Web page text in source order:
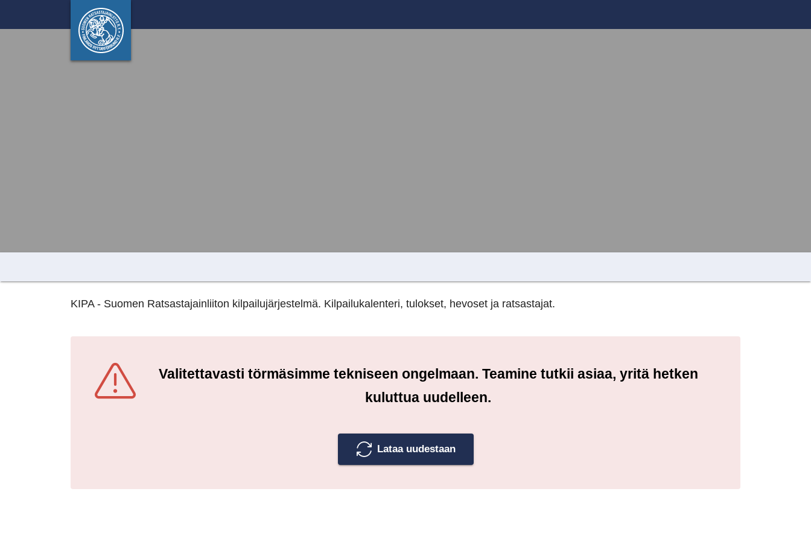
KIPA - Suomen Ratsastajainliiton kilpailujärjestelmä. Kilpailukalenteri, tulokset, hevoset ja ratsastajat.
Valitettavasti törmäsimme tekniseen ongelmaan. Teamine tutkii asiaa, yritä hetken
kuluttua uudelleen.
Lataa uudestaan